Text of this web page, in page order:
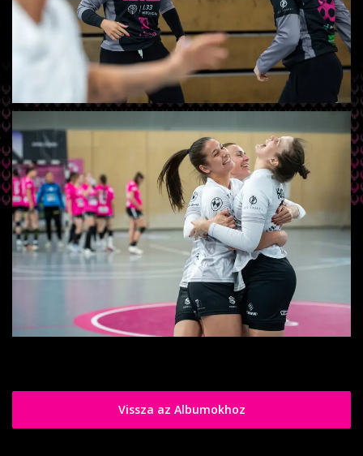
Vissza az Albumokhoz